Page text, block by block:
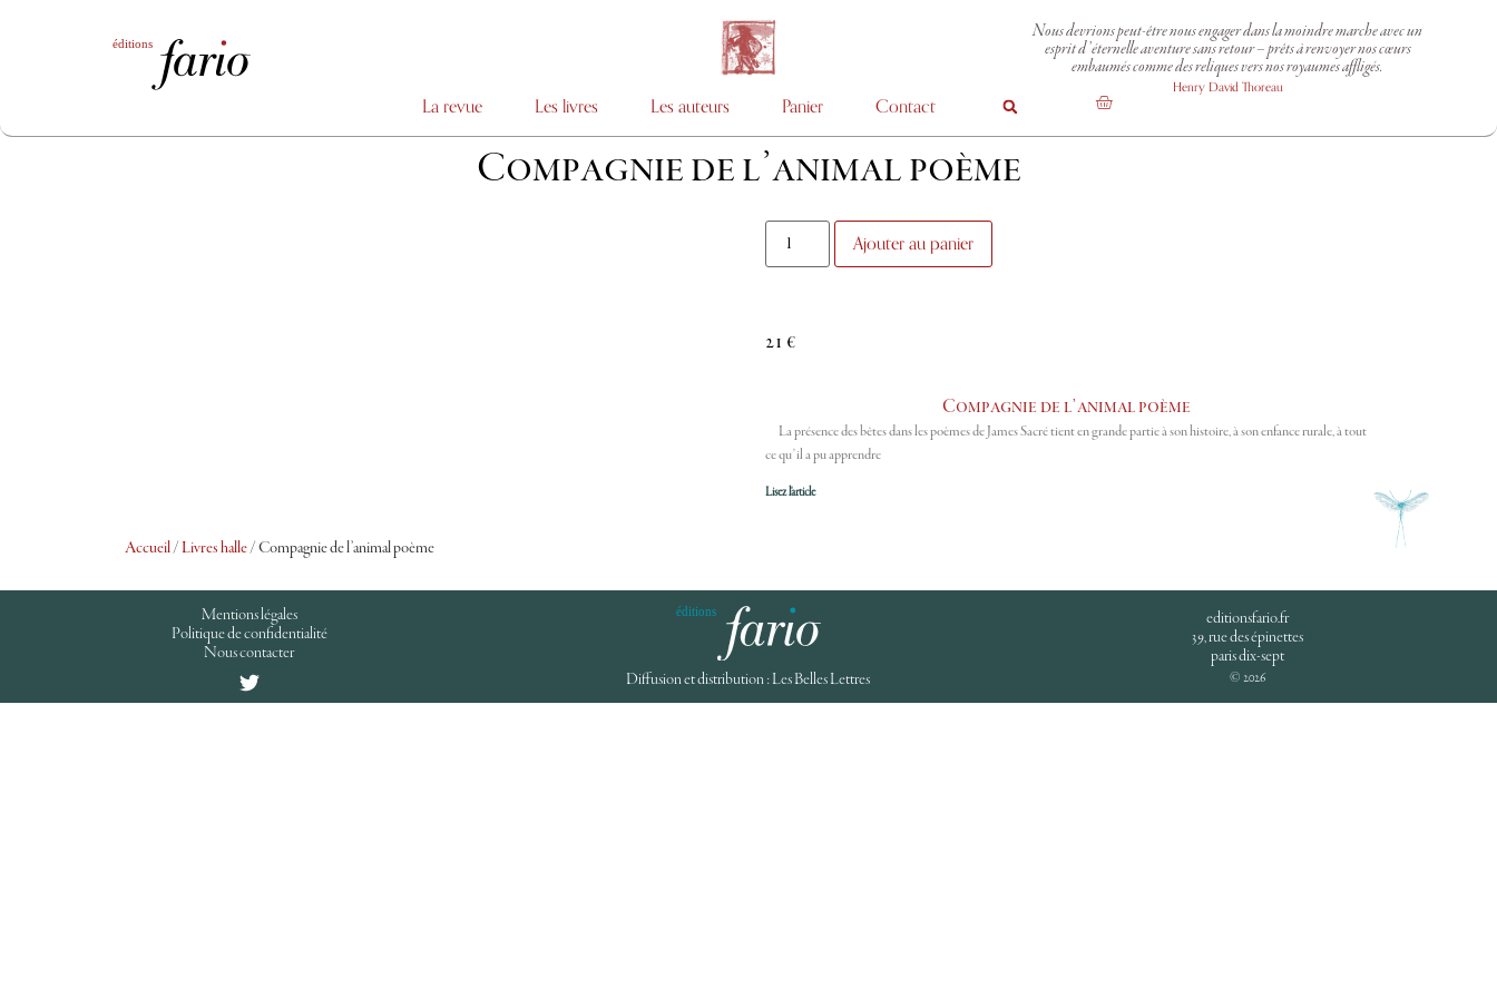
Nous devrions peut-être nous engager dans la moindre marche avec un
esprit d’éternelle aventure sans retour – prêts à renvoyer nos cœurs
embaumés comme des reliques vers nos royaumes affligés.
Henry David Thoreau
La revue Les livres Les auteurs Panier Contact
Compagnie de l’animal poème
Ajouter au panier
21€
Compagnie de l’animal poème
La présence des bêtes dans les poèmes de James Sacré tient en grande partie à son histoire, à son enfance rurale, à tout
ce qu’il a pu apprendre
Lisez l'article
Accueil/Livres halle/ Compagnie de l’animal poème
Mentions légales
Politique de confidentialité
Nous contacter
Diffusion et distribution : Les Belles Lettres
editionsfario.fr
39, rue des épinettes
paris dix-sept
© 2026